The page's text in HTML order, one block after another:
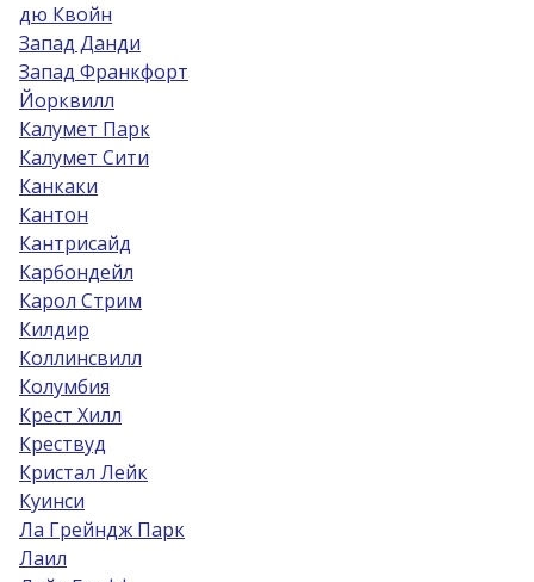
дю Квойн
Запад Данди
Запад Франкфорт
Йорквилл
Калумет Парк
Калумет Сити
Канкаки
Кантон
Кантрисайд
Карбондейл
Карол Стрим
Килдир
Коллинсвилл
Колумбия
Крест Хилл
Крествуд
Кристал Лейк
Куинси
Ла Грейндж Парк
Лаил